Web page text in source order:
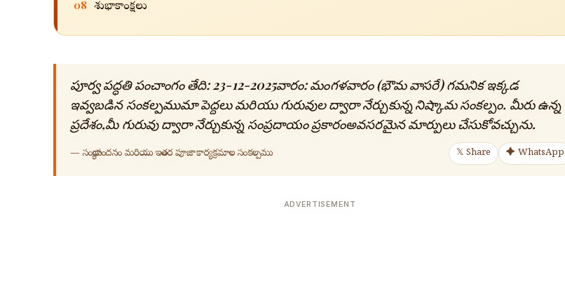
08 శుభాకాంక్షలు
పూర్వ పద్ధతి పంచాంగం తేది: 23-12-2025వారం: మంగళవారం (భౌమ వాసరే) గమనిక ఇక్కడ
ఇవ్వబడిన సంకల్పముమా పెద్దలు మరియు గురువుల ద్వారా నేర్చుకున్న నిష్కామ సంకల్పం. మీరు ఉన్న
ప్రదేశం,మీ గురువు ద్వారా నేర్చుకున్న సంప్రదాయం ప్రకారంఅవసరమైన మార్పులు చేసుకోవచ్చును.
—సంధ్యావందనం మరియు ఇతర పూజాకార్యక్రమాల సంకల్పము 𝕏 Share ✦ WhatsApp
ADVERTISEMENT